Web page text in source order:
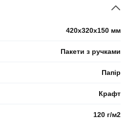
420x320x150 мм
Пакети з ручками
Папір
Крафт
120 г/м2